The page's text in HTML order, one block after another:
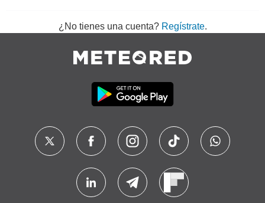
¿No tienes una cuenta? Regístrate.